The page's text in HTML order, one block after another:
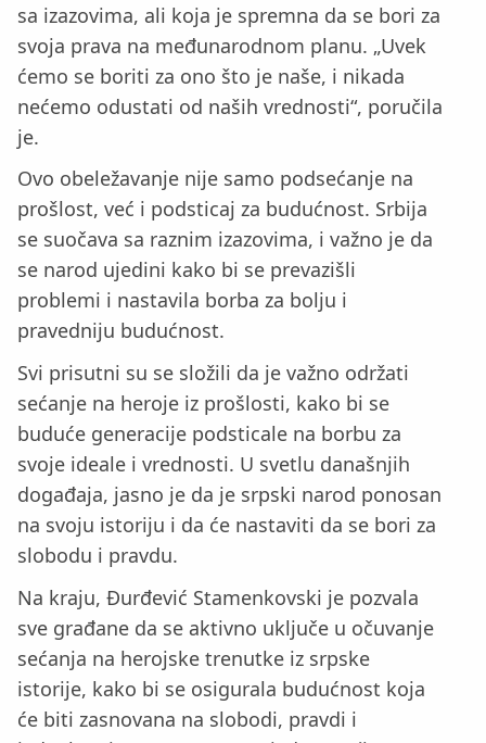
sa izazovima, ali koja je spremna da se bori za
svoja prava na međunarodnom planu. „Uvek
ćemo se boriti za ono što je naše, i nikada
nećemo odustati od naših vrednosti“, poručila
je.
Ovo obeležavanje nije samo podsećanje na
prošlost, već i podsticaj za budućnost. Srbija
se suočava sa raznim izazovima, i važno je da
se narod ujedini kako bi se prevazišli
problemi i nastavila borba za bolju i
pravedniju budućnost.
Svi prisutni su se složili da je važno održati
sećanje na heroje iz prošlosti, kako bi se
buduće generacije podsticale na borbu za
svoje ideale i vrednosti. U svetlu današnjih
događaja, jasno je da je srpski narod ponosan
na svoju istoriju i da će nastaviti da se bori za
slobodu i pravdu.
Na kraju, Đurđević Stamenkovski je pozvala
sve građane da se aktivno uključe u očuvanje
sećanja na herojske trenutke iz srpske
istorije, kako bi se osigurala budućnost koja
će biti zasnovana na slobodi, pravdi i